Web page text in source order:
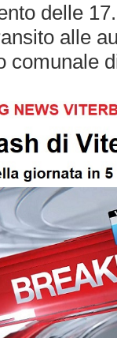
delle
alle
comunale